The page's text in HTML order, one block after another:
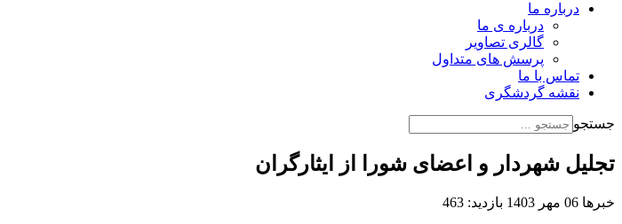
درباره ما
درباره ی ما
گالری تصاویر
پرسش های متداول
تماس با ما
نقشه گردشگری
جستجو
تجلیل شهردار و اعضای شورا از ایثارگران
خبرها 06 مهر 1403 بازدید: 463